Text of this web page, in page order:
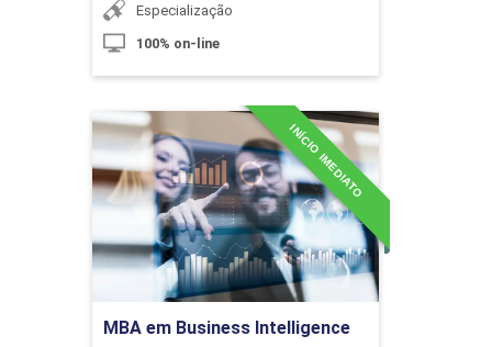
Contabilidade Financeira e Gestão de
Precificação de Serviços
10h
Especialização
100% on-line
MBA em Business Intelligence
INÍCIO IMEDIATO
MBA em Business
Intelligence
Detalhes do curso
Ir para Inscrição